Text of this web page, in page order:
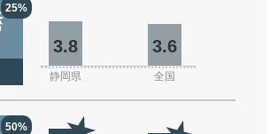
25%
3.8 3.6
静岡県 全国
50%